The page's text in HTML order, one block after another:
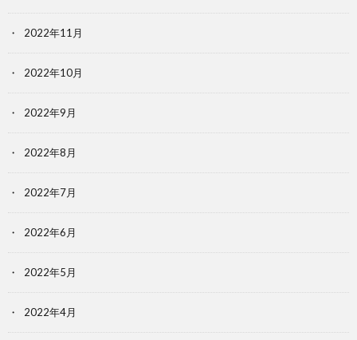
2022年11月
2022年10月
2022年9月
2022年8月
2022年7月
2022年6月
2022年5月
2022年4月